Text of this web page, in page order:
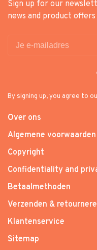
Sign up for our
news and product
By signing up, you agree to
Over ons
Algemene voorwaarden
Copyright
Confidentiality and
Betaalmethoden
Verzenden &
Klantenservice
Sitemap